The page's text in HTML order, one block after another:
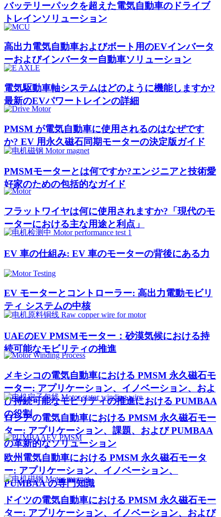
バッテリーパックを超えた電気自動車のドライブ
トレインソリューション
高出力電気自動車およびボート用のEVインバータ
ーおよびインバーター自動車ソリューション
電気駆動車軸システムはどのように機能しますか?
最新のEVパワートレインの詳細
PMSM が電気自動車に使用されるのはなぜです
か? EV 用永久磁石同期モーターの決定版ガイド
PMSMモーターとは何ですか?エンジニアと技術愛
好家のための包括的なガイド
フラットワイヤは何に使用されますか?「現代のモ
ーターにおける主な用途と利点」
EV 車の仕組み: EV 車のモーターの背後にある力
EV モーターとコントローラー: 高出力電動モビリ
ティ システムの中核
UAEのEV PMSMモーター：砂漠気候における持
続可能なモビリティの推進
メキシコの電気自動車における PMSM 永久磁石モ
ーター: アプリケーション、イノベーション、およ
び持続可能なモビリティの推進における PUMBAA
の役割
ロシアの電気自動車における PMSM 永久磁石モー
ター: アプリケーション、課題、および PUMBAA
の革新的なソリューション
欧州電気自動車における PMSM 永久磁石モータ
ー: アプリケーション、イノベーション、
PUMBAA の専門知識
ドイツの電気自動車における PMSM 永久磁石モー
ター: アプリケーション、イノベーション、および